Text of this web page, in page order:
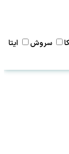
سروش ایتا